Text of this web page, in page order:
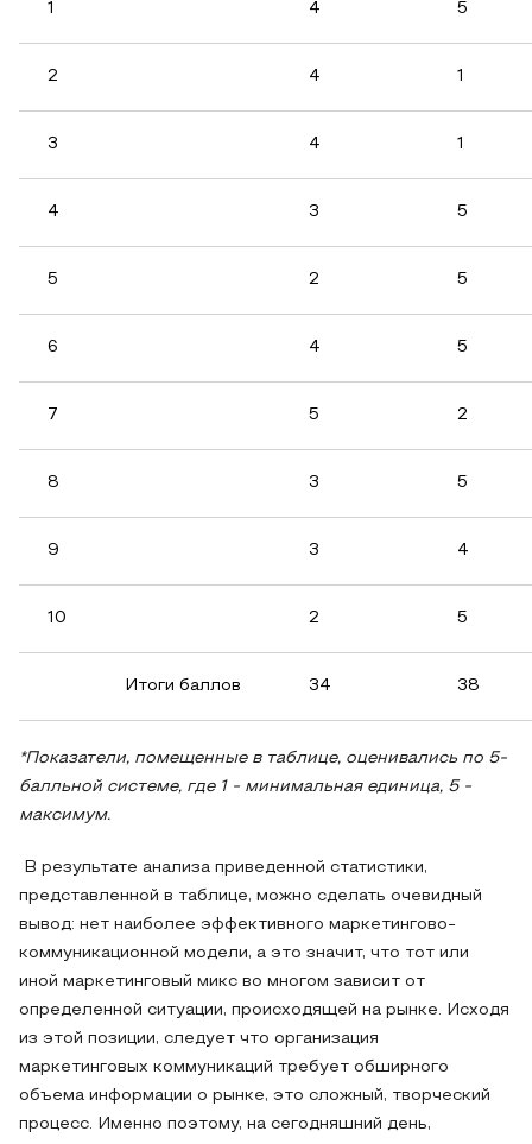
1 4 5
2 4 1
3 4 1
4 3 5
5 2 5
6 4 5
7 5 2
8 3 5
9 3 4
10 2 5
Итоги баллов 34 38
*Показатели, помещенные в таблице, оценивались по 5-
балльной системе, где 1 - минимальная единица, 5 -
максимум.
В результате анализа приведенной статистики,
представленной в таблице, можно сделать очевидный
вывод: нет наиболее эффективного маркетингово-
коммуникационной модели, а это значит, что тот или
иной маркетинговый микс во многом зависит от
определенной ситуации, происходящей на рынке. Исходя
из этой позиции, следует что организация
маркетинговых коммуникаций требует обширного
объема информации о рынке, это сложный, творческий
процесс. Именно поэтому, на сегодняшний день,